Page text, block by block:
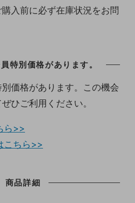
入前に必ず在庫状況をお問
特別価格があります。
価格があります。この機会
ひご利用ください。
ら>>
こちら>>
商品詳細